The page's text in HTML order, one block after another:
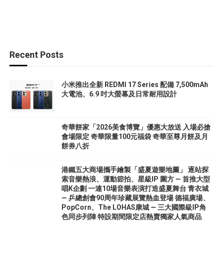
Recent Posts
小米推出全新 REDMI 17 Series 配備 7,500mAh
大電池、6.9 吋大螢幕及日常耐用設計
奇華餅家「2026美食博覽」優惠大放送 入場必搶
會場限定 奇華限量100元福袋 奇華至尊月餅及月
餅券八折
港鐵五大商場攜手繪製「盛夏遊樂地圖」 逐站探
索音樂熱浪、運動節拍、星級IP 圍方 — 首推大型
唱K企劃 一連10場音樂表演打造盛夏舞台 青衣城
— 乒總創會90周年珍藏展覽熱血登場 德福廣場、
PopCorn、The LOHAS康城 — 三大國際級IP角
色同步列陣 特設期間限定店熱賣獨家人氣商品